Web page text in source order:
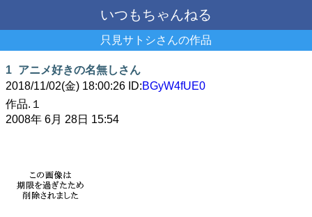
いつもちゃんねる
只見サトシさんの作品
1 アニメ好きの名無しさん
2018/11/02(金) 18:00:26 ID:BGyW4fUE0
作品.１
2008年 6月 28日 15:54